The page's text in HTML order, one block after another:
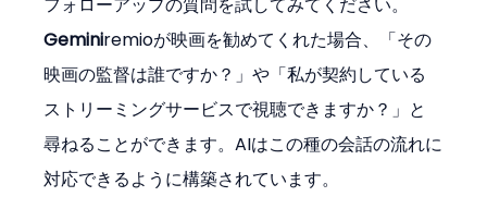
Geminiremioが映画を勧めてくれた場合、「その
映画の監督は誰ですか？」や「私が契約している
ストリーミングサービスで視聴できますか？」と
尋ねることができます。AIはこの種の会話の流れに
対応できるように構築されています。